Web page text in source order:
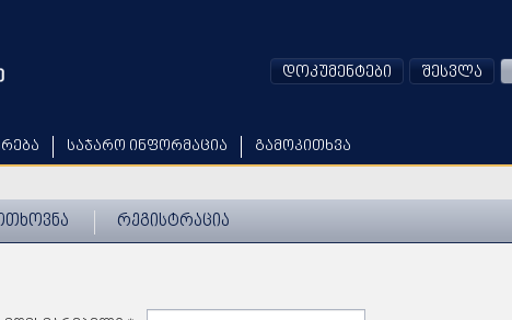
საჯარო ინფორმაცია გამოკითხვა
დოკუმენტები შესვლა
რეგისტრაცია